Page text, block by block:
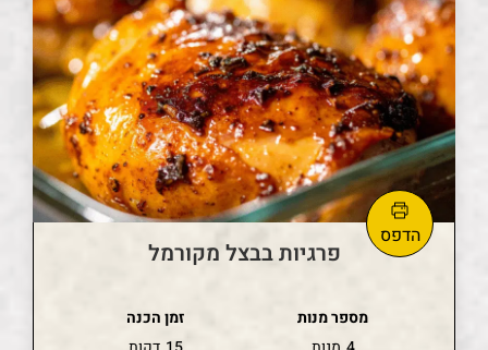
פרגיות בבצל מקורמל
מספר מנות
זמן הכנה